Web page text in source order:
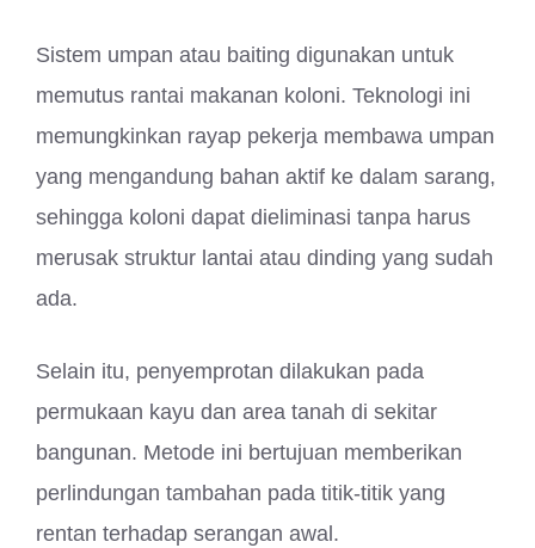
Sistem umpan atau baiting digunakan untuk
memutus rantai makanan koloni. Teknologi ini
memungkinkan rayap pekerja membawa umpan
yang mengandung bahan aktif ke dalam sarang,
sehingga koloni dapat dieliminasi tanpa harus
merusak struktur lantai atau dinding yang sudah
ada.
Selain itu, penyemprotan dilakukan pada
permukaan kayu dan area tanah di sekitar
bangunan. Metode ini bertujuan memberikan
perlindungan tambahan pada titik-titik yang
rentan terhadap serangan awal.